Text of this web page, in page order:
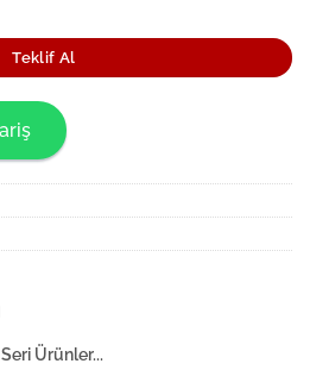
11cm adet
Teklif Al
Ürünler...